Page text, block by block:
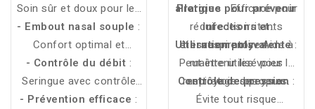
Soin sûr et doux pour les
bébés.
- Embout nasal souple :
Confort optimal et
sécurité pour la peau
délicate de l'enfant.
- Contrôle du débit :
Seringue avec contrôle
pour un nettoyage doux
- Prévention efficace :
allergies : Efficace pour
réduire les irritants
respiratoires.
Pratique pour prévenir
infections et
éternuements: Aide à
maintenir les voies
respiratoires propres.
Utilisation polyvalente:
Peut être utilisé pour le
nettoyage des yeux.
Contrôle de pression :
Évite tout risque